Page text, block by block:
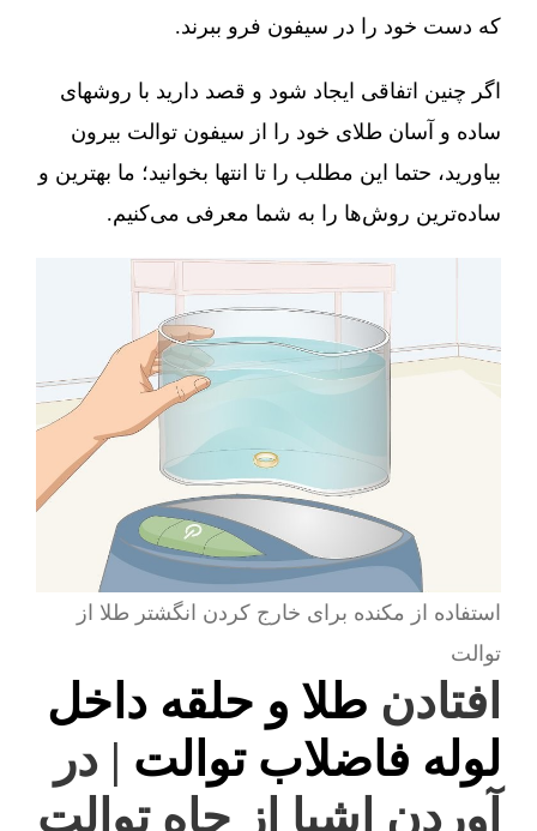
که دست خود را در سیفون فرو ببرند.
اگر چنین اتفاقی ایجاد شود و قصد دارید با روشهای
ساده و آسان طلای خود را از سیفون توالت بیرون
بیاورید، حتما این مطلب را تا انتها بخوانید؛ ما بهترین و
ساده‌ترین روش‌ها را به شما معرفی می‌کنیم.
استفاده از مکنده برای خارج کردن انگشتر طلا از
توالت
افتادن طلا و حلقه داخل
لوله فاضلاب توالت | در
آوردن اشیا از چاه توالت